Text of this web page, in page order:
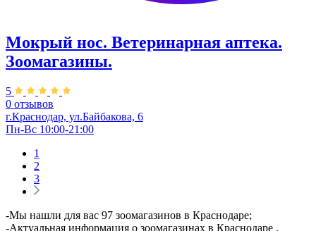
Мокрый нос. Ветеринарная аптека.
Зоомагазины.
5
0 отзывов
г.Краснодар, ул.Байбакова, 6
Пн-Вс 10:00-21:00
1
2
3
-Мы нашли для вас 97 зоомагазинов в Краснодаре;
-Актуальная информация о зоомагазинах в Краснодаре ,